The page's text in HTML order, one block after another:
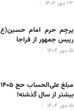
۲۳ مهر ۱۴۰۴
پرچم حرم امام
رییس جمهور از فراجا
۱۵ مهر ۱۴۰۴
بیشتر از سال گذشته!
۱۵ مهر ۱۴۰۴